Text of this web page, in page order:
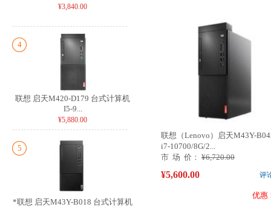
¥3,840.00
4
联想 启天M420-D179 台式计算机
I5-9...
¥5,880.00
5
*联想 启天M43Y-B018 台式计算机
联想（Lenovo）启天M43Y-
i7-10700/8G/2...
市 场 价： ¥6,720.00
评
¥5,600.00
优惠